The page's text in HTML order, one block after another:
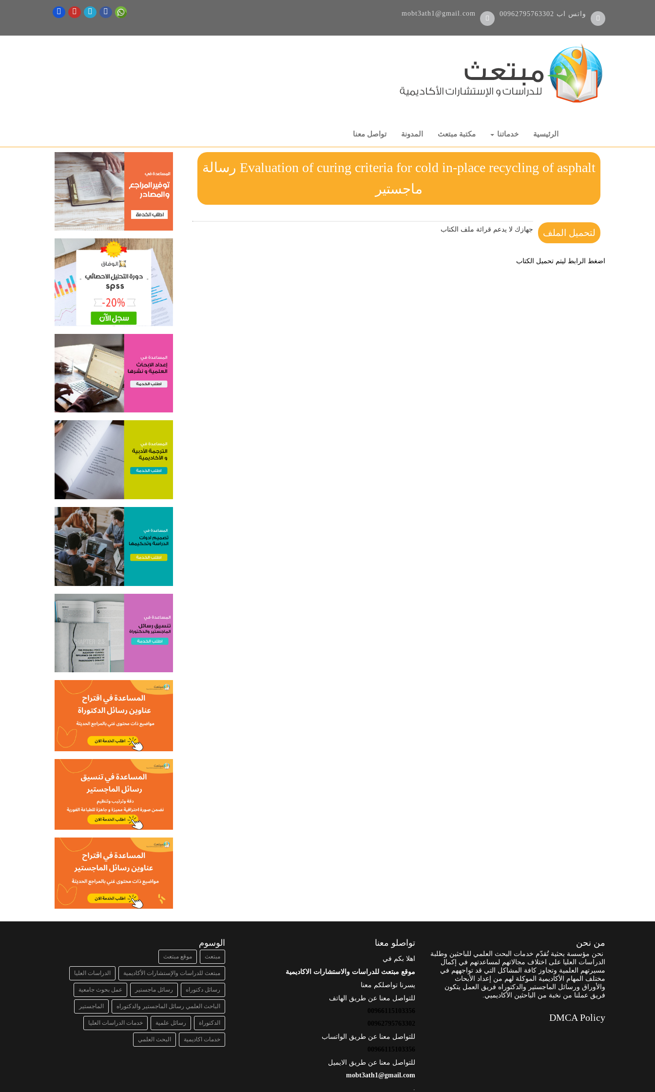
00962795763302 واتس اب mobt3ath1@gmail.com
الرئيسية خدماتنا مكتبة مبتعث المدونة تواصل معنا
Evaluation of curing criteria for cold in-place recycling of asphalt رسالة
ماجستير
لتحميل الملف جهازك لا يدعم قرائة ملف الكتاب
اضغط الرابط ليتم تحميل الكتاب
من نحن
نحن مؤسسة بحثية تُقدّم خدمات البحث العلمي للباحثين وطلبة
الدراسات العليا على اختلاف مجالاتهم لمساعدتهم في إكمال
مسيرتهم العلمية وتجاوز كافة المشاكل التي قد تواجههم في
مختلف المهام الأكاديمية الموكلة لهم من إعداد الأبحاث
والأوراق ورسائل الماجستير والدكتوراه فريق العمل يتكون
فريق عملنا من نخبة من الباحثين الأكاديميي.
DMCA Policy
تواصلو معنا
اهلا بكم في
موقع مبتعث للدراسات والاستشارات الاكاديمية
يسرنا تواصلكم معنا
للتواصل معنا عن طريق الهاتف
00966115103356
00962795763302
للتواصل معنا عن طريق الواتساب
00966115103356
للتواصل معنا عن طريق الايميل
mobt3ath1@gmail.com
الوسوم
مبتعث موقع مبتعث
مبتعث للدراسات والإستشارات الأكاديمية الدراسات العليا
رسائل دكتوراه رسائل ماجستير عمل بحوث جامعية
الباحث العلمي رسائل الماجستير والدكتوراه الماجستير
الدكتوراة رسائل علمية خدمات الدراسات العليا
خدمات اكاديمية البحث العلمي